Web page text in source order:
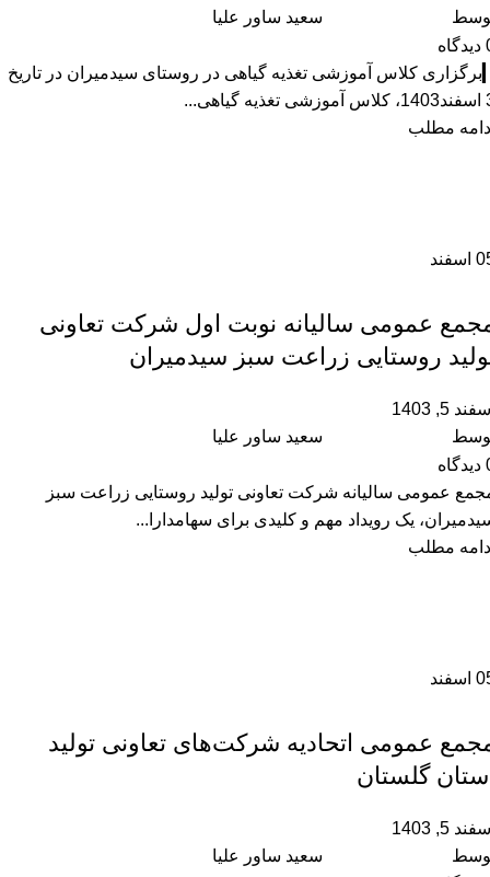
سعید ساور علیا
دیدگاه
کلاس آموزشی تغذیه گیاهی در روستای سیدمیران در تاریخ
گیاهی...
مطلب
اسفند
عمومی سالیانه نوبت اول شرکت تعاونی
روستایی زراعت سبز سیدمیران
5, 1403
سعید ساور علیا
دیدگاه
عمومی سالیانه شرکت تعاونی تولید روستایی زراعت سبز
یک رویداد مهم و کلیدی برای سهامدارا...
مطلب
اسفند
عمومی اتحادیه شرکت‌های تعاونی تولید
گلستان
5, 1403
سعید ساور علیا